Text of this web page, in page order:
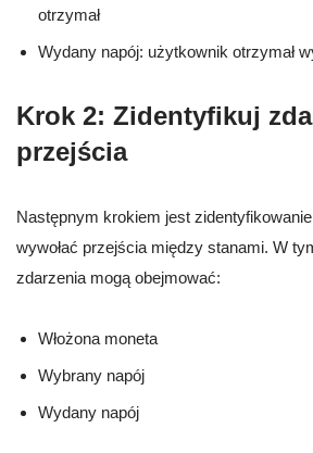
otrzymał
Wydany napój: użytkownik otrzymał
Krok 2: Zidentyfikuj
przejścia
Następnym krokiem jest
wywołać przejścia między stanami. W
zdarzenia mogą obejmować:
Włożona moneta
Wybrany napój
Wydany napój